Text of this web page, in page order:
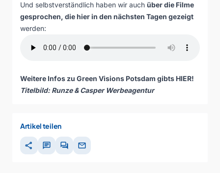
Und selbstverständlich haben wir auch über die Filme
gesprochen, die hier in den nächsten Tagen gezeigt
werden:
Weitere Infos zu Green Visions Potsdam gibts HIER!
Titelbild: Runze & Casper Werbeagentur
Artikel teilen
share chat forum mail